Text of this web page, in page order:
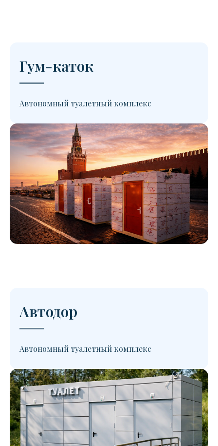
Гум-каток
Автономный туалетный комплекс
Автодор
Автономный туалетный комплекс